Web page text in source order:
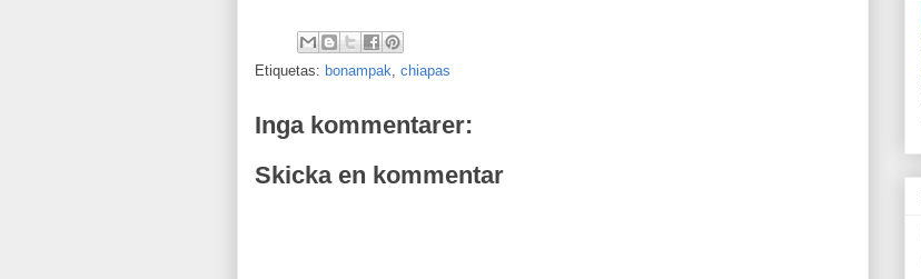
Etiquetas: bonampak chiapas
Inga kommentarer:
Skicka en kommentar